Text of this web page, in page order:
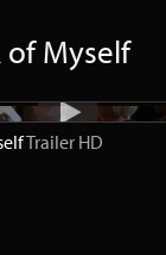
of Myself
Trailer HD